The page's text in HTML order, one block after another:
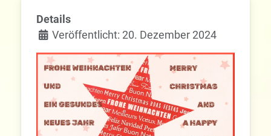
Details
Veröffentlicht: 20. Dezember 2024